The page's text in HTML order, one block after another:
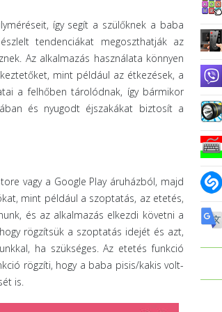
így segít a szülőknek a baba
tendenciákat megoszthatják az
Az alkalmazás használata könnyen
mint például az étkezések, a
a felhőben tárolódnak, így bármikor
és nyugodt éjszakákat biztosít a
vagy a Google Play áruházból, majd
mint például a szoptatás, az etetés,
és az alkalmazás elkezdi követni a
rögzítsük a szoptatás idejét és azt,
ha szükséges. Az etetés funkció
rögzíti, hogy a baba pisis/kakis volt-
is.